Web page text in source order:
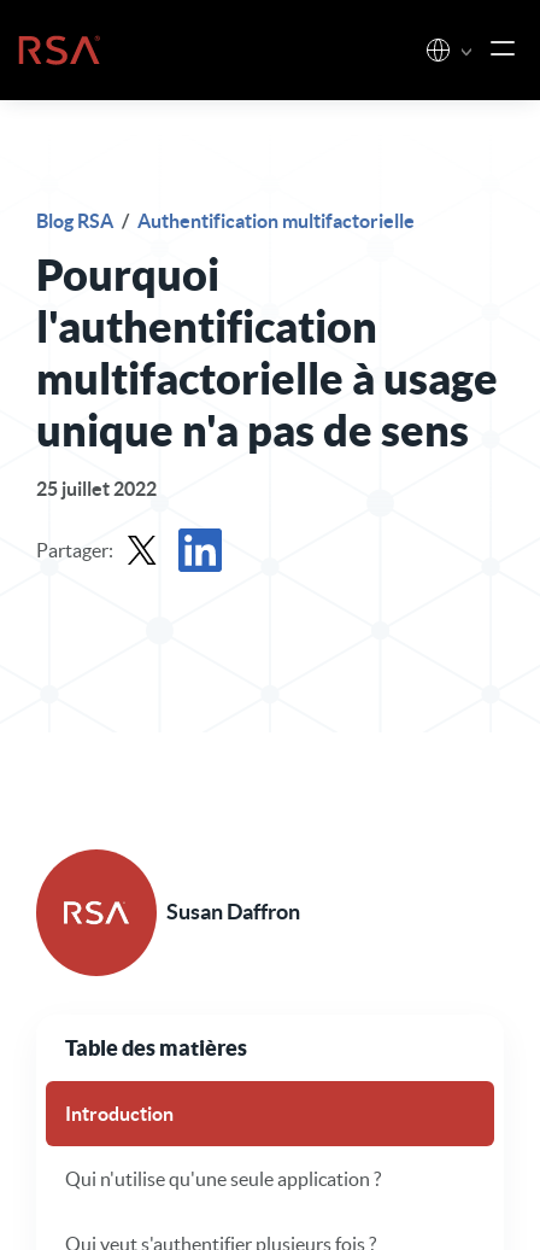
Accueil
Blog RSA / Authentification multifactorielle
Pourquoi
l'authentification
multifactorielle à usage
unique n'a pas de sens
25 juillet 2022
Partager:
Susan Daffron
Table des matières
Introduction
Qui n'utilise qu'une seule application ?
Qui veut s'authentifier plusieurs fois ?